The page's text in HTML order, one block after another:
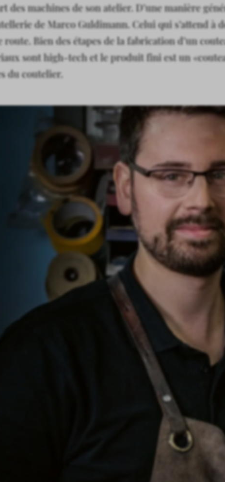
des machines de son atelier. D’une manière
de Marco Guldimann. Celui qui s’attend
route. Bien des étapes de la fabrication d’un
sont high-tech et le produit fini est un
du coutelier.